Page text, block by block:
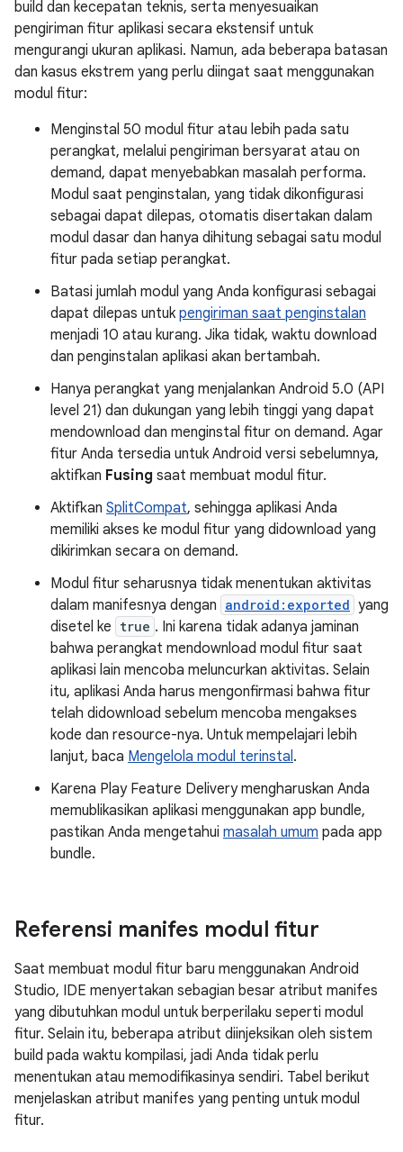
build dan kecepatan teknis, serta menyesuaikan
pengiriman fitur aplikasi secara ekstensif untuk
mengurangi ukuran aplikasi. Namun, ada beberapa batasan
dan kasus ekstrem yang perlu diingat saat menggunakan
modul fitur:
Menginstal 50 modul fitur atau lebih pada satu
perangkat, melalui pengiriman bersyarat atau on
demand, dapat menyebabkan masalah performa.
Modul saat penginstalan, yang tidak dikonfigurasi
sebagai dapat dilepas, otomatis disertakan dalam
modul dasar dan hanya dihitung sebagai satu modul
fitur pada setiap perangkat.
Batasi jumlah modul yang Anda konfigurasi sebagai
dapat dilepas untuk pengiriman saat penginstalan
menjadi 10 atau kurang. Jika tidak, waktu download
dan penginstalan aplikasi akan bertambah.
Hanya perangkat yang menjalankan Android 5.0 (API
level 21) dan dukungan yang lebih tinggi yang dapat
mendownload dan menginstal fitur on demand. Agar
fitur Anda tersedia untuk Android versi sebelumnya,
aktifkan Fusing saat membuat modul fitur.
Aktifkan SplitCompat, sehingga aplikasi Anda
memiliki akses ke modul fitur yang didownload yang
dikirimkan secara on demand.
Modul fitur seharusnya tidak menentukan aktivitas
dalam manifesnya dengan android:exported yang
disetel ke true . Ini karena tidak adanya jaminan
bahwa perangkat mendownload modul fitur saat
aplikasi lain mencoba meluncurkan aktivitas. Selain
itu, aplikasi Anda harus mengonfirmasi bahwa fitur
telah didownload sebelum mencoba mengakses
kode dan resource-nya. Untuk mempelajari lebih
lanjut, baca Mengelola modul terinstal.
Karena Play Feature Delivery mengharuskan Anda
memublikasikan aplikasi menggunakan app bundle,
pastikan Anda mengetahui masalah umum pada app
bundle.
Referensi manifes modul fitur
Saat membuat modul fitur baru menggunakan Android
Studio, IDE menyertakan sebagian besar atribut manifes
yang dibutuhkan modul untuk berperilaku seperti modul
fitur. Selain itu, beberapa atribut diinjeksikan oleh sistem
build pada waktu kompilasi, jadi Anda tidak perlu
menentukan atau memodifikasinya sendiri. Tabel berikut
menjelaskan atribut manifes yang penting untuk modul
fitur.